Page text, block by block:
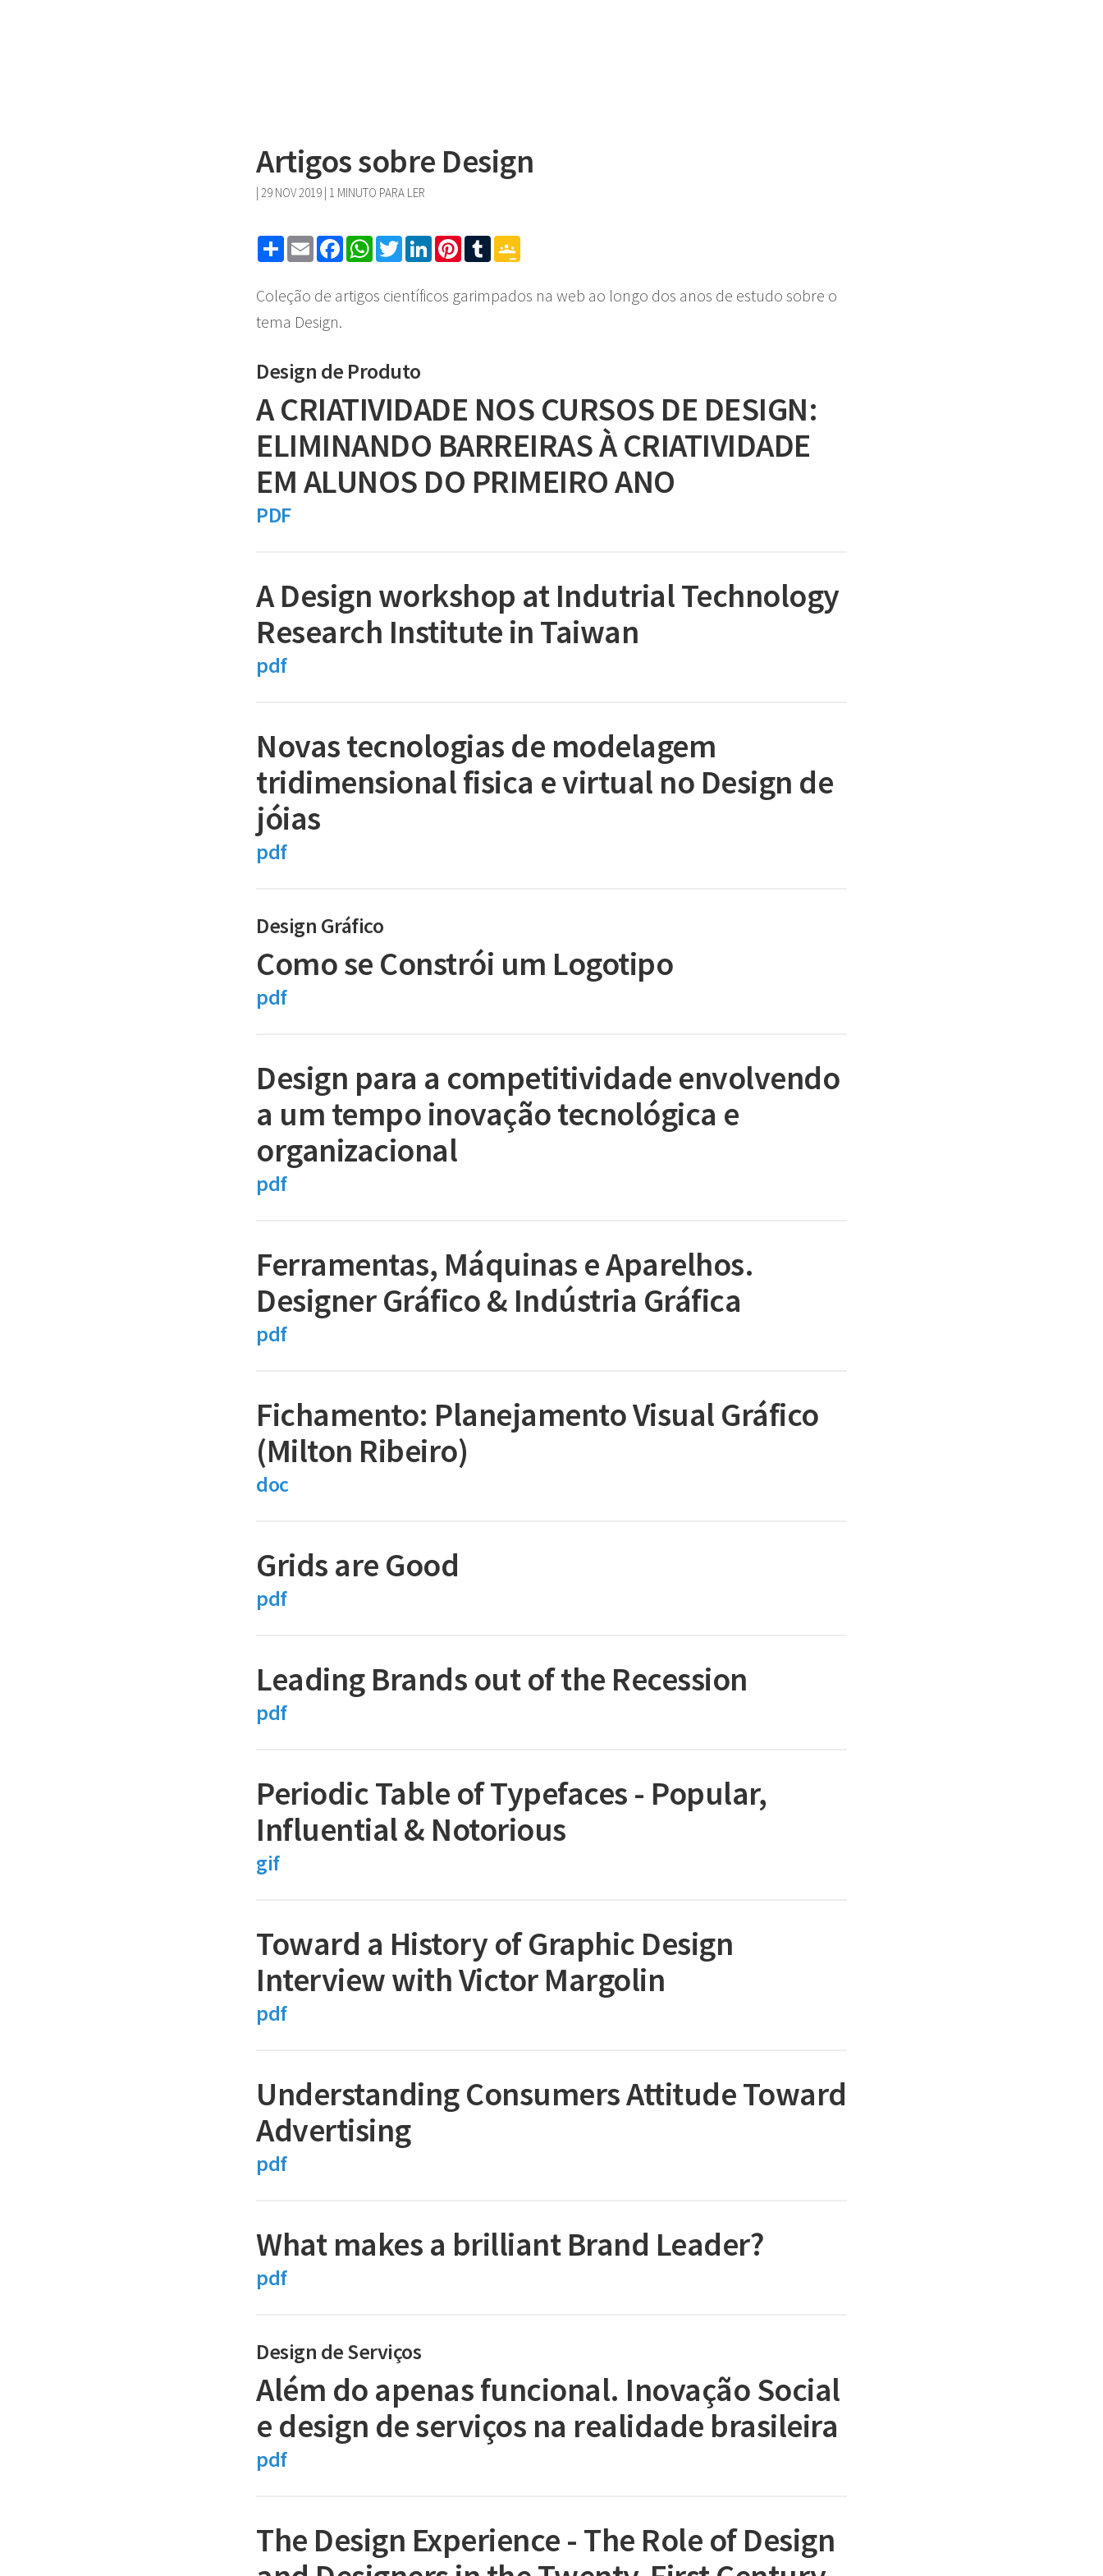
Artigos sobre Design
| 29 NOV 2019 | 1 MINUTO PARA LER
ShareEmailFacebook
WhatsApp
TwitterLinkedInPinterest
Tumblr
Coleção de artigos científicos garimpados na web ao longo dos anos de estudo sobre o
tema Design.
Design de Produto
A CRIATIVIDADE NOS CURSOS DE DESIGN:
ELIMINANDO BARREIRAS À CRIATIVIDADE
EM ALUNOS DO PRIMEIRO ANO
PDF
A Design workshop at Indutrial Technology
Research Institute in Taiwan
pdf
Novas tecnologias de modelagem
tridimensional fisica e virtual no Design de
jóias
pdf
Design Gráfico
Como se Constrói um Logotipo
pdf
Design para a competitividade envolvendo
a um tempo inovação tecnológica e
organizacional
pdf
Ferramentas, Máquinas e Aparelhos.
Designer Gráfico & Indústria Gráfica
pdf
Fichamento: Planejamento Visual Gráfico
(Milton Ribeiro)
doc
Grids are Good
pdf
Leading Brands out of the Recession
pdf
Periodic Table of Typefaces - Popular,
Influential & Notorious
gif
Toward a History of Graphic Design
Interview with Victor Margolin
pdf
Understanding Consumers Attitude Toward
Advertising
pdf
What makes a brilliant Brand Leader?
pdf
Design de Serviços
Além do apenas funcional. Inovação Social
e design de serviços na realidade brasileira
pdf
The Design Experience - The Role of Design